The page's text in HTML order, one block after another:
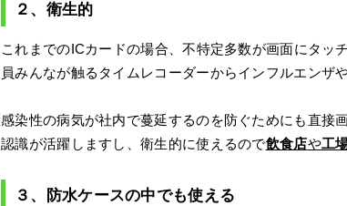
２、衛生的
これまでのICカードの場合、不特定多数が画面にタッ
員みんなが触るタイムレコーダーからインフルエンザ
感染性の病気が社内で蔓延するのを防ぐためにも直接
認識が活躍しますし、衛生的に使えるので飲食店や工
３、防水ケースの中でも使える